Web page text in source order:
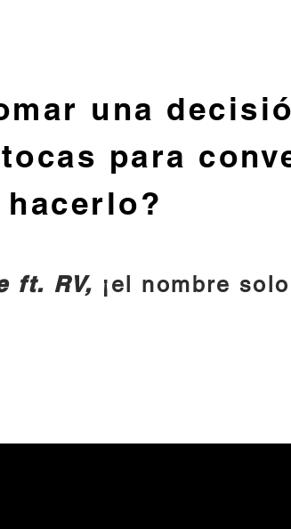
una
para
hacerlo?
ft. RV, ¡el nombre